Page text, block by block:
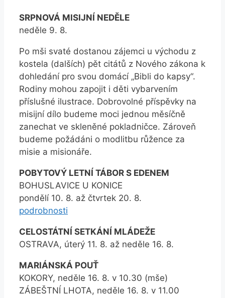
SRPNOVÁ MISIJNÍ NEDĚLE
neděle 9. 8.
Po mši svaté dostanou zájemci u východu z
kostela (dalších) pět citátů z Nového zákona k
dohledání pro svou domácí „Bibli do kapsy“.
Rodiny mohou zapojit i děti vybarvením
příslušné ilustrace. Dobrovolné příspěvky na
misijní dílo budeme moci jednou měsíčně
zanechat ve skleněné pokladničce. Zároveň
budeme požádáni o modlitbu růžence za
misie a misionáře.
POBYTOVÝ LETNÍ TÁBOR S EDENEM
BOHUSLAVICE U KONICE
pondělí 10. 8. až čtvrtek 20. 8.
podrobnosti
CELOSTÁTNÍ SETKÁNÍ MLÁDEŽE
OSTRAVA, úterý 11. 8. až neděle 16. 8.
MARIÁNSKÁ POUŤ
KOKORY, neděle 16. 8. v 10.30 (mše)
ZÁBEŠTNÍ LHOTA, neděle 16. 8. v 11.00